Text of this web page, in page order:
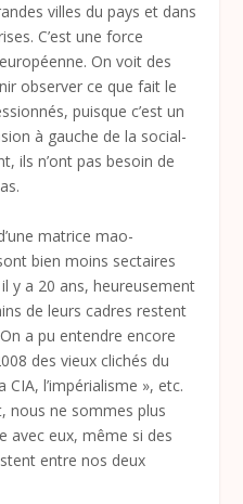
villes du pays et dans
C’est une force
On voit des
observer ce que fait le
puisque c’est un
à gauche de la social-
ils n’ont pas besoin de
matrice mao-
bien moins sectaires
il y a 20 ans, heureusement
de leurs cadres restent
a pu entendre encore
des vieux clichés du
CIA, l’impérialisme », etc.
nous ne sommes plus
avec eux, même si des
entre nos deux